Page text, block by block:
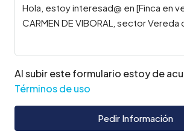
Al subir este formulario estoy de
Términos de uso
Pedir Información